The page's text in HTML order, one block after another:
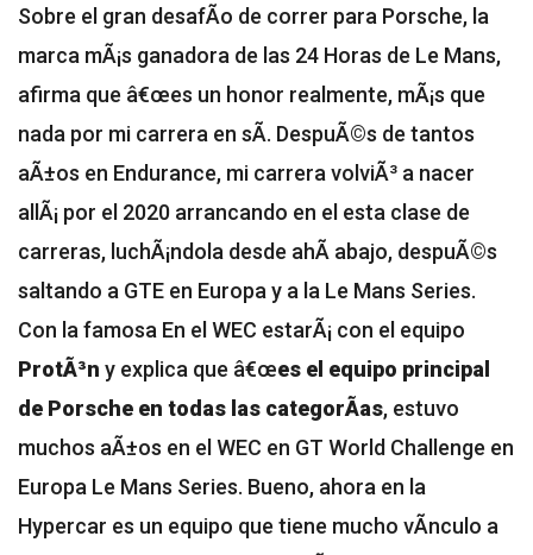
Sobre el gran desafÃ­o de correr para Porsche, la
marca mÃ¡s ganadora de las 24 Horas de Le Mans,
afirma que â€œes un honor realmente, mÃ¡s que
nada por mi carrera en sÃ­. DespuÃ©s de tantos
aÃ±os en Endurance, mi carrera volviÃ³ a nacer
allÃ¡ por el 2020 arrancando en el esta clase de
carreras, luchÃ¡ndola desde ahÃ­ abajo, despuÃ©s
saltando a GTE en Europa y a la Le Mans Series.
Con la famosa En el WEC estarÃ¡ con el equipo
ProtÃ³n y explica que â€œes el equipo principal
de Porsche en todas las categorÃ­as, estuvo
muchos aÃ±os en el WEC en GT World Challenge en
Europa Le Mans Series. Bueno, ahora en la
Hypercar es un equipo que tiene mucho vÃ­nculo a